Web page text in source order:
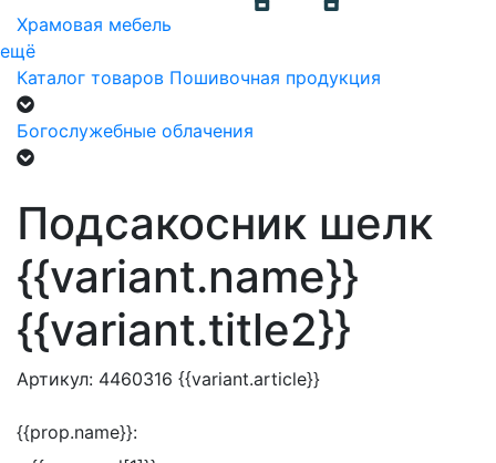
Храмовая мебель
ещё
Каталог товаров Пошивочная продукция
Богослужебные облачения
Подсакосник шелк
{{variant.name}}
{{variant.title2}}
Артикул: 4460316 {{variant.article}}
{{prop.name}}: